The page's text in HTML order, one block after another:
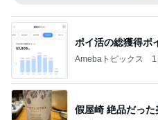
ポイ活の総獲得ポ
Amebaトピックス
假屋崎 絶品だっ